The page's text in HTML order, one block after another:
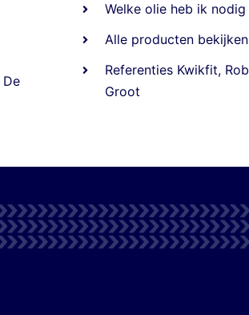
De
Welke olie heb ik nodig
Alle producten bekijken
Referenties Kwikfit,
Groot